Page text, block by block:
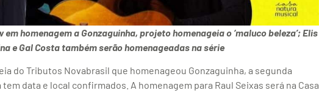
homenagem a Gonzaguinha, projeto homenageia o ‘maluco beleza’; Elis
e Gal Costa também serão homenageadas na série
do Tributos Novabrasil que homenageou Gonzaguinha, a segunda
data e local confirmados. A homenagem para Raul Seixas será na Casa